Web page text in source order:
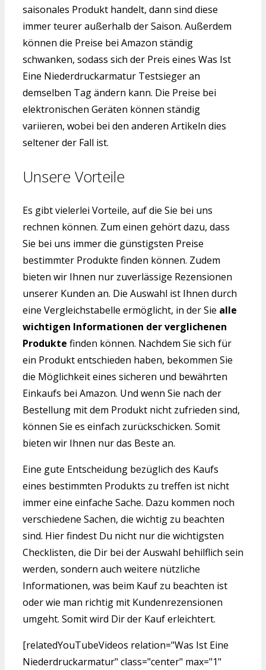
saisonales Produkt handelt, dann sind diese
immer teurer außerhalb der Saison. Außerdem
können die Preise bei Amazon ständig
schwanken, sodass sich der Preis eines Was Ist
Eine Niederdruckarmatur Testsieger an
demselben Tag ändern kann. Die Preise bei
elektronischen Geräten können ständig
variieren, wobei bei den anderen Artikeln dies
seltener der Fall ist.
Unsere Vorteile
Es gibt vielerlei Vorteile, auf die Sie bei uns
rechnen können. Zum einen gehört dazu, dass
Sie bei uns immer die günstigsten Preise
bestimmter Produkte finden können. Zudem
bieten wir Ihnen nur zuverlässige Rezensionen
unserer Kunden an. Die Auswahl ist Ihnen durch
eine Vergleichstabelle ermöglicht, in der Sie alle
wichtigen Informationen der verglichenen
Produkte finden können. Nachdem Sie sich für
ein Produkt entschieden haben, bekommen Sie
die Möglichkeit eines sicheren und bewährten
Einkaufs bei Amazon. Und wenn Sie nach der
Bestellung mit dem Produkt nicht zufrieden sind,
können Sie es einfach zurückschicken. Somit
bieten wir Ihnen nur das Beste an.
Eine gute Entscheidung bezüglich des Kaufs
eines bestimmten Produkts zu treffen ist nicht
immer eine einfache Sache. Dazu kommen noch
verschiedene Sachen, die wichtig zu beachten
sind. Hier findest Du nicht nur die wichtigsten
Checklisten, die Dir bei der Auswahl behilflich sein
werden, sondern auch weitere nützliche
Informationen, was beim Kauf zu beachten ist
oder wie man richtig mit Kundenrezensionen
umgeht. Somit wird Dir der Kauf erleichtert.
[relatedYouTubeVideos relation="Was Ist Eine
Niederdruckarmatur" class="center" max="1"